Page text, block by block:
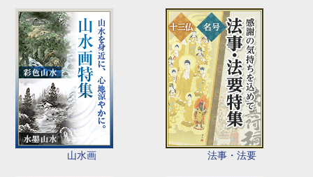
山水画 法事・法要